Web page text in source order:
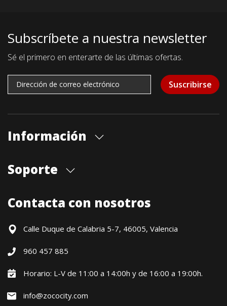
Subscríbete a nuestra newsletter
Sé el primero en enterarte de las últimas ofertas.
Suscribirse
Información
Cita previa tienda
Contacto
Soporte
Formas de pago
Devoluciones / Garantía
Política precio mínimo garantizado
Financiación CETELEM
Condiciones generales
Contacta con nosotros
Calle Duque de Calabria 5-7, 46005, Valencia
960 457 885
Horario: L-V de 11:00 a 14:00h y de 16:00 a 19:00h.
info@zococity.com